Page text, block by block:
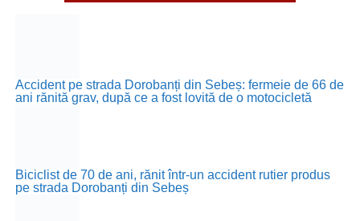
Accident pe strada Dorobanți din Sebeș: fermeie de 66 de
ani rănită grav, după ce a fost lovită de o motocicletă
Biciclist de 70 de ani, rănit într-un accident rutier produs
pe strada Dorobanți din Sebeș